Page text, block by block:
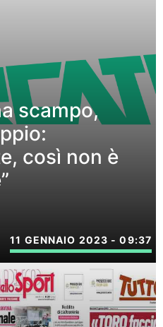
scampo,
così non è
11 GENNAIO 2023 - 09:37